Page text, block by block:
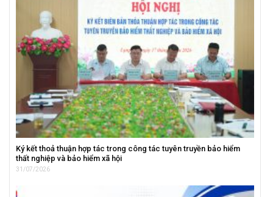
Ký kết thoả thuận hợp tác trong công tác tuyên truyền bảo hiểm
thất nghiệp và bảo hiểm xã hội
31/07/2026